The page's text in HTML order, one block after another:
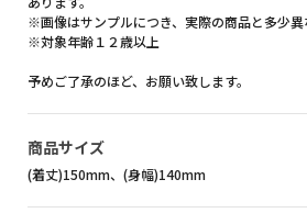
※画像はサンプルにつき、実際の商品と多少異
※対象年齢１２歳以上
予めご了承のほど、お願い致します。
商品サイズ
(着丈)150mm、(身幅)140mm